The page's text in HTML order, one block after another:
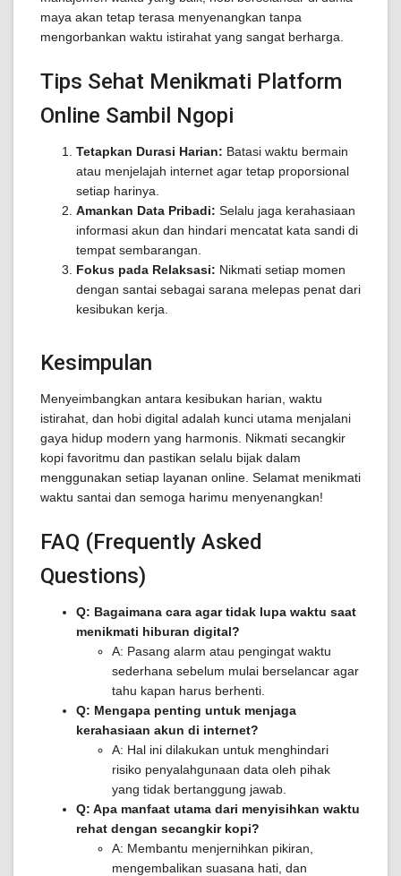
maya akan tetap terasa menyenangkan tanpa
mengorbankan waktu istirahat yang sangat berharga.
Tips Sehat Menikmati Platform
Online Sambil Ngopi
Tetapkan Durasi Harian: Batasi waktu bermain
atau menjelajah internet agar tetap proporsional
setiap harinya.
Amankan Data Pribadi: Selalu jaga kerahasiaan
informasi akun dan hindari mencatat kata sandi di
tempat sembarangan.
Fokus pada Relaksasi: Nikmati setiap momen
dengan santai sebagai sarana melepas penat dari
kesibukan kerja.
Kesimpulan
Menyeimbangkan antara kesibukan harian, waktu
istirahat, dan hobi digital adalah kunci utama menjalani
gaya hidup modern yang harmonis. Nikmati secangkir
kopi favoritmu dan pastikan selalu bijak dalam
menggunakan setiap layanan online. Selamat menikmati
waktu santai dan semoga harimu menyenangkan!
FAQ (Frequently Asked
Questions)
Q: Bagaimana cara agar tidak lupa waktu saat
menikmati hiburan digital?
A: Pasang alarm atau pengingat waktu
sederhana sebelum mulai berselancar agar
tahu kapan harus berhenti.
Q: Mengapa penting untuk menjaga
kerahasiaan akun di internet?
A: Hal ini dilakukan untuk menghindari
risiko penyalahgunaan data oleh pihak
yang tidak bertanggung jawab.
Q: Apa manfaat utama dari menyisihkan waktu
rehat dengan secangkir kopi?
A: Membantu menjernihkan pikiran,
mengembalikan suasana hati, dan